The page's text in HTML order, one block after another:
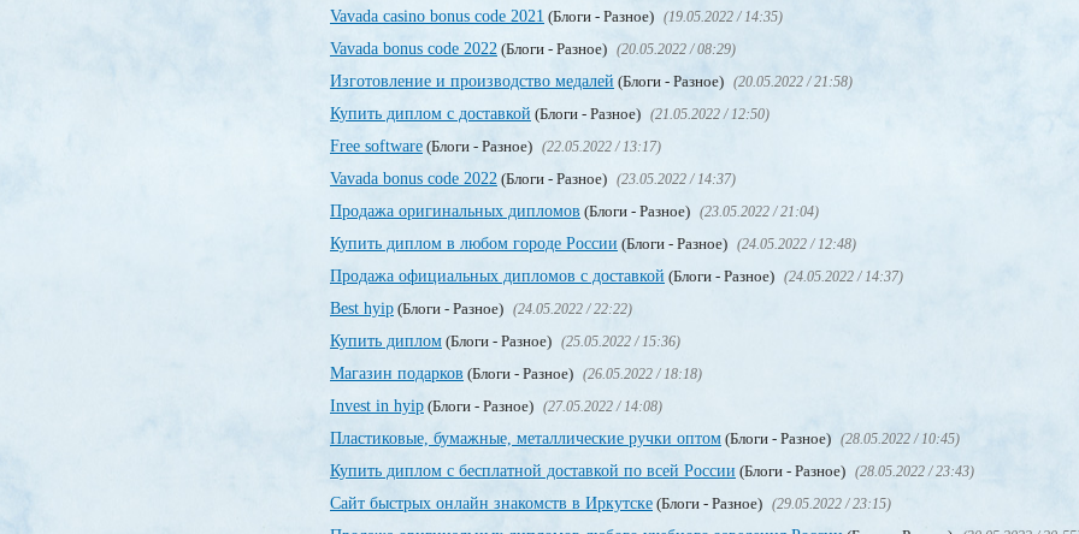
Vavada casino bonus code 2021 (Блоги - Разное) (19.05.2022 / 14:35)
Vavada bonus code 2022 (Блоги - Разное) (20.05.2022 / 08:29)
Изготовление и производство медалей (Блоги - Разное) (20.05.2022 / 21:58)
Купить диплом с доставкой (Блоги - Разное) (21.05.2022 / 12:50)
Free software (Блоги - Разное) (22.05.2022 / 13:17)
Vavada bonus code 2022 (Блоги - Разное) (23.05.2022 / 14:37)
Продажа оригинальных дипломов (Блоги - Разное) (23.05.2022 / 21:04)
Купить диплом в любом городе России (Блоги - Разное) (24.05.2022 / 12:48)
Продажа официальных дипломов с доставкой (Блоги - Разное) (24.05.2022 / 14:37)
Best hyip (Блоги - Разное) (24.05.2022 / 22:22)
Купить диплом (Блоги - Разное) (25.05.2022 / 15:36)
Магазин подарков (Блоги - Разное) (26.05.2022 / 18:18)
Invest in hyip (Блоги - Разное) (27.05.2022 / 14:08)
Пластиковые, бумажные, металлические ручки оптом (Блоги - Разное) (28.05.2022 / 10:45)
Купить диплом с бесплатной доставкой по всей России (Блоги - Разное) (28.05.2022 / 23:43)
Сайт быстрых онлайн знакомств в Иркутске (Блоги - Разное) (29.05.2022 / 23:15)